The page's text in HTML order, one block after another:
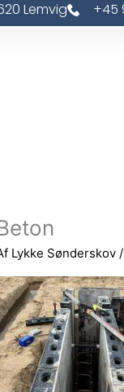
Lemvig +45
Lykke Sønderskov/